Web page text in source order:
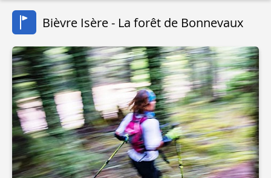
Bièvre Isère - La forêt de Bonnevaux